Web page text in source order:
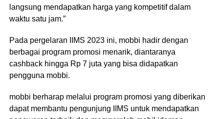
langsung mendapatkan harga yang kompetitif dalam
waktu satu jam.”
Pada pergelaran IIMS 2023 ini, mobbi hadir dengan
berbagai program promosi menarik, diantaranya
cashback hingga Rp 7 juta yang bisa didapatkan
pengguna mobbi.
mobbi berharap melalui program promosi yang diberikan
dapat membantu pengunjung IIMS untuk mendapatkan